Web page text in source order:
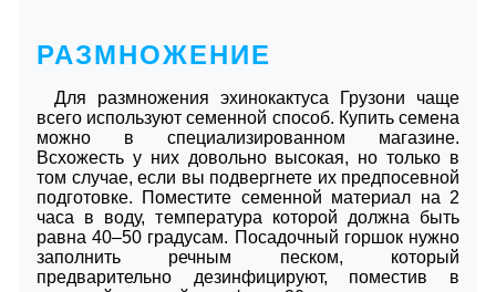
РАЗМНОЖЕНИЕ
Для размножения эхинокактуса Грузони чаще
всего используют семенной способ. Купить семена
можно в специализированном магазине.
Всхожесть у них довольно высокая, но только в
том случае, если вы подвергнете их предпосевной
подготовке. Поместите семенной материал на 2
часа в воду, температура которой должна быть
равна 40–50 градусам. Посадочный горшок нужно
заполнить речным песком, который
предварительно дезинфицируют, поместив в